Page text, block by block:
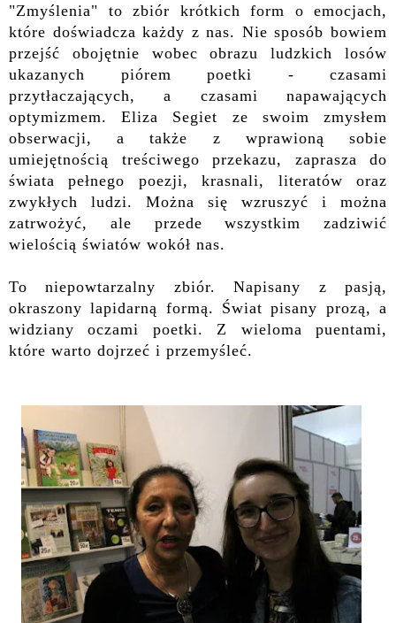
"Zmyślenia" to zbiór krótkich form o emocjach,
które doświadcza każdy z nas. Nie sposób bowiem
przejść obojętnie wobec obrazu ludzkich losów
ukazanych piórem poetki - czasami
przytłaczających, a czasami napawających
optymizmem. Eliza Segiet ze swoim zmysłem
obserwacji, a także z wprawioną sobie
umiejętnością treściwego przekazu, zaprasza do
świata pełnego poezji, krasnali, literatów oraz
zwykłych ludzi. Można się wzruszyć i można
zatrwożyć, ale przede wszystkim zadziwić
wielością światów wokół nas.
To niepowtarzalny zbiór. Napisany z pasją,
okraszony lapidarną formą. Świat pisany prozą, a
widziany oczami poetki. Z wieloma puentami,
które warto dojrzeć i przemyśleć.